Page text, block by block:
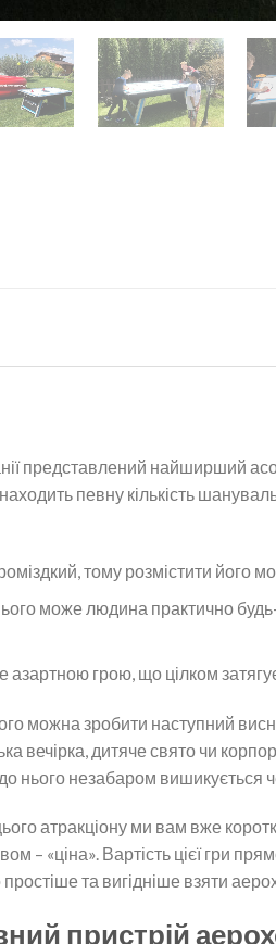
представлений найширший
певну кількість
тому розмістити його
може людина практично
азартною грою, що цілком
можна зробити наступний
вечірка, дитяче свято чи
нього незабаром вишикується
атракціону ми вам вже
– «ціна». Вартість цієї гри
та вигідніше взяти
пристрій